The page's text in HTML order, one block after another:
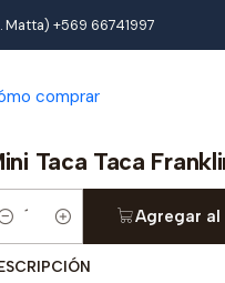
comprar
Matta) +569 66741997
Mini Taca Taca Franklin
Taca Taca
Agregar al